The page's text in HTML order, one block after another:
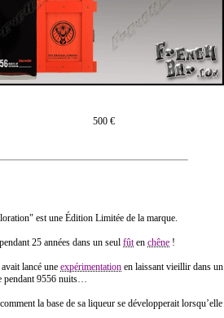
500 €
est une Édition Limitée de la marque.
25 années dans un seul fûten chêne !
lancé une expérimentation en laissant vieillir dans
pendant 9556 nuits…
la base de sa liqueur se développerait